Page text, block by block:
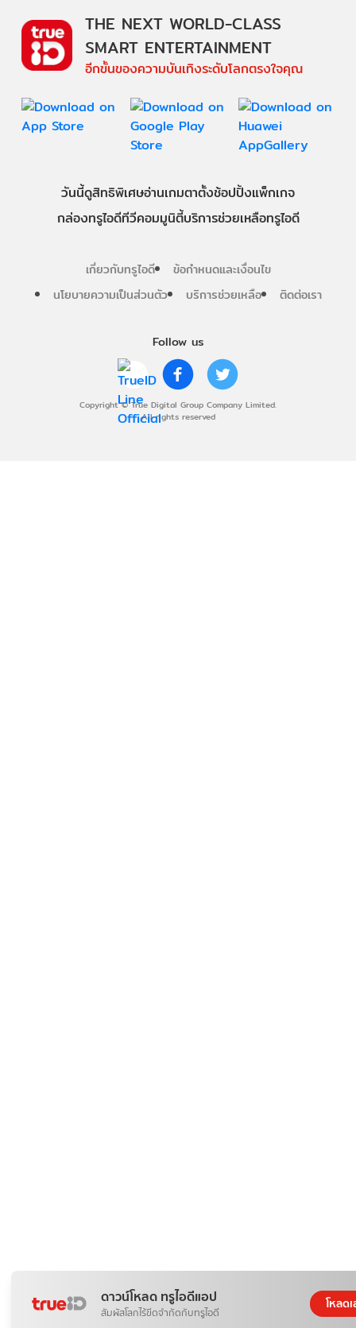
ดาวน์โหลด ทรูไอดีแอป
สัมผัสโลกไร้ขีดจำกัดกับทรูไอดี
โหลด
Follow us
Copyright © True Digital Group Company Limited.
All rights reserved
THE NEXT WORLD-CLASS
SMART ENTERTAINMENT
อีกขั้นของความบันเทิงระดับโลกตรงใจคุณ
วันนี้ดูสิทธิพิเศษอ่านเกมตาตั้งช้อปปิ้งแพ็กเกจ
กล่องทรูไอดีทีวีคอมมูนิตี้บริการช่วยเหลือทรูไอดี
เกี่ยวกับทรูไอดี
ข้อกำหนดและเงื่อนไข
นโยบายความเป็นส่วนตัว
บริการช่วยเหลือ ติดต่อเรา